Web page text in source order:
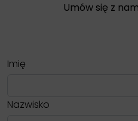
Umów się z
Imię
Nazwisko